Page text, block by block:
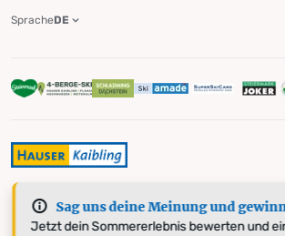
Sag uns deine Meinung und
Jetzt dein Sommererlebnis bewerten und
SpracheDE